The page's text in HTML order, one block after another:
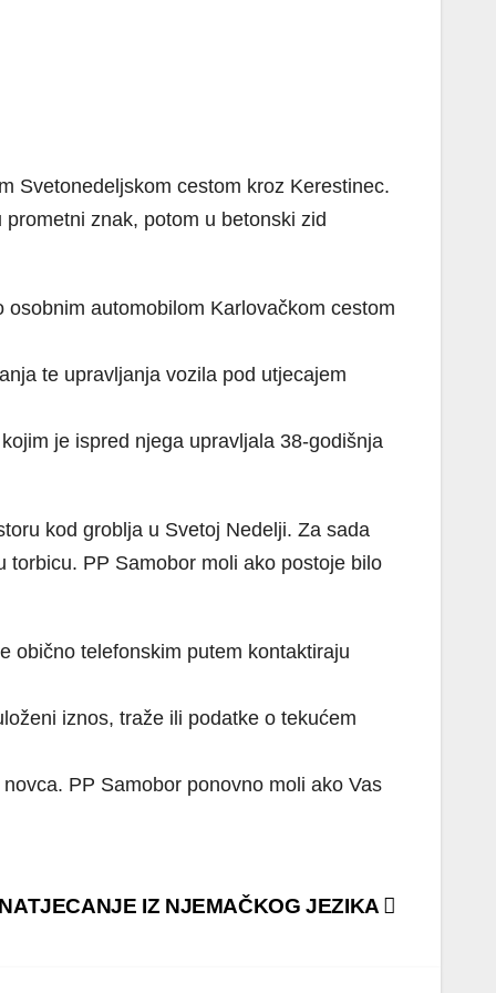
Svetonedeljskom cestom kroz Kerestinec.
znak, potom u betonski zid
automobilom Karlovačkom cestom
te upravljanja vozila pod utjecajem
je ispred njega upravljala 38-godišnja
kod groblja u Svetoj Nedelji. Za sada
PP Samobor moli ako postoje bilo
obično telefonskim putem kontaktiraju
iznos, traže ili podatke o tekućem
PP Samobor ponovno moli ako Vas
IZ NJEMAČKOG JEZIKA